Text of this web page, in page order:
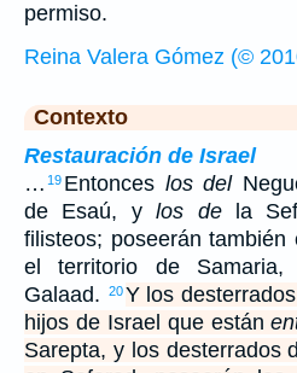
permiso.
Reina Valera Gómez (©
Contexto
Restauración de Israel
… 19 Entonces los del
de Esaú, ylos dela
filisteos; poseerán
el territorio de
Galaad.
20Y los
hijos de Israel que están
Sarepta, y los desterrados